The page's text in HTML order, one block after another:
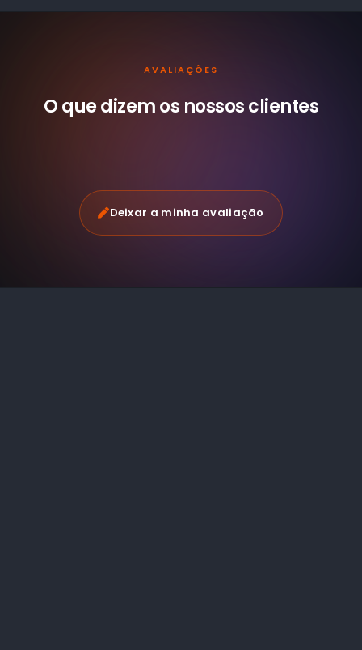
AVALIAÇÕES
O que dizem os nossosclientes
Deixar a minha avaliação